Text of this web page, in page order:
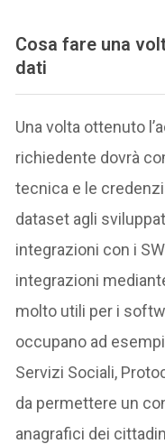
Cosa fare una
dati
Una volta ottenuto
richiedente dovrà
tecnica e le
dataset agli
integrazioni con i
integrazioni
molto utili per i
occupano ad
Servizi Sociali,
da permettere un
anagrafici dei